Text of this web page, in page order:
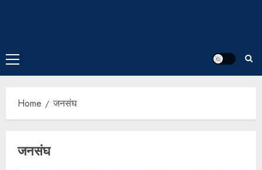
Home जनसंघ
जनसंघ